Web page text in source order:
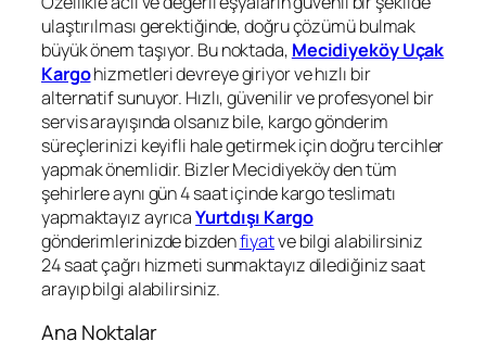
ulaştırılması gerektiğinde, doğru çözümü bulmak
büyük önem taşıyor. Bu noktada, Mecidiyeköy Uçak
Kargohizmetleri devreye giriyor ve hızlı bir
alternatif sunuyor. Hızlı, güvenilir ve profesyonel bir
servis arayışında olsanız bile, kargo gönderim
süreçlerinizi keyifli hale getirmek için doğru tercihler
yapmak önemlidir. Bizler Mecidiyeköy den tüm
şehirlere aynı gün 4 saat içinde kargo teslimatı
yapmaktayız ayrıcaYurtdışı Kargo
gönderimlerinizde bizdenfiyatve bilgi alabilirsiniz
24 saat çağrı hizmeti sunmaktayız dilediğiniz saat
arayıp bilgi alabilirsiniz.
Ana Noktalar